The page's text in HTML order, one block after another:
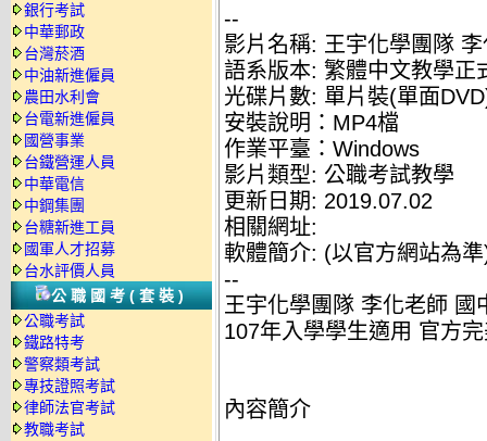
銀行考試
中華郵政
台灣菸酒
中油新進僱員
農田水利會
台電新進僱員
國營事業
台鐵營運人員
中華電信
中鋼集團
台糖新進工員
國軍人才招募
台水評價人員
公職國考(套裝)
公職考試
鐵路特考
警察類考試
專技證照考試
律師法官考試
教職考試
--
影片名稱: 王宇化學團隊
語系版本: 繁體中文教學正
光碟片數: 單片裝(單面
安裝說明：MP4檔
作業平臺：Windows
影片類型: 公職考試教學
更新日期: 2019.07.02
相關網址:
軟體簡介: (以官方網站為
--
王宇化學團隊 李化老師 國
107年入學學生適用 官方
內容簡介